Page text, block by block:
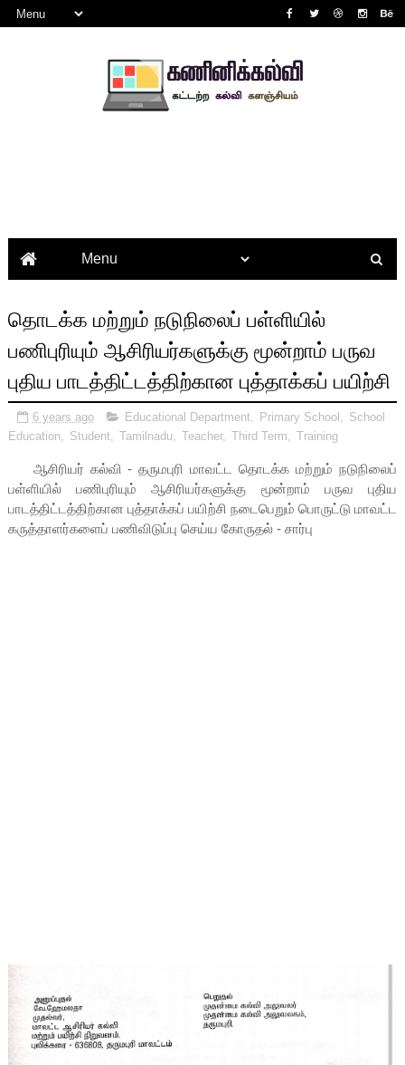
தொடக்க மற்றும் நடுநிலைப் பள்ளியில்
பணிபுரியும் ஆசிரியர்களுக்கு மூன்றாம் பருவ
புதிய பாடத்திட்டத்திற்கான புத்தாக்கப் பயிற்சி
6 years ago Educational Department Primary School
School
Education, Student Tamilnadu Teacher, Third Term Training
ஆசிரியர் கல்வி - தருமபுரி மாவட்ட தொடக்க மற்றும் நடுநிலைப்
பள்ளியில் பணிபுரியும் ஆசிரியர்களுக்கு மூன்றாம் பருவ புதிய
பாடத்திட்டத்திற்கான புத்தாக்கப் பயிற்சி நடைபெறும் பொருட்டு மாவட்ட
கருத்தாளர்களைப் பணிவிடுப்பு செய்ய கோருதல் - சார்பு